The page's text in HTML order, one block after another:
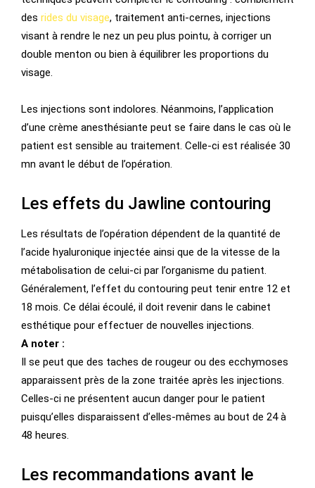
des rides du visage, traitement anti-cernes, injections
visant à rendre le nez un peu plus pointu, à corriger un
double menton ou bien à équilibrer les proportions du
visage.
Les injections sont indolores. Néanmoins, l’application
d’une crème anesthésiante peut se faire dans le cas où le
patient est sensible au traitement. Celle-ci est réalisée 30
mn avant le début de l’opération.
Les effets du Jawline contouring
Les résultats de l’opération dépendent de la quantité de
l’acide hyaluronique injectée ainsi que de la vitesse de la
métabolisation de celui-ci par l’organisme du patient.
Généralement, l’effet du contouring peut tenir entre 12 et
18 mois. Ce délai écoulé, il doit revenir dans le cabinet
esthétique pour effectuer de nouvelles injections.
A noter :
Il se peut que des taches de rougeur ou des ecchymoses
apparaissent près de la zone traitée après les injections.
Celles-ci ne présentent aucun danger pour le patient
puisqu’elles disparaissent d’elles-mêmes au bout de 24 à
48 heures.
Les recommandations avant le